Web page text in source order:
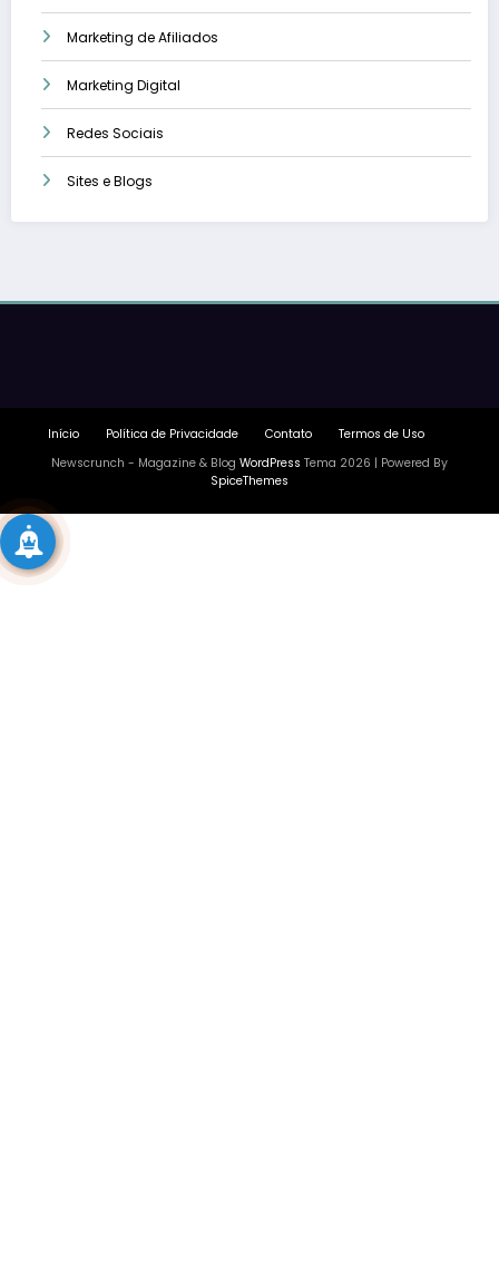
Marketing de Afiliados
Marketing Digital
Redes Sociais
Sites e Blogs
Início Política de Privacidade Contato
Termos de Uso
Newscrunch - Magazine & Blog WordPress Tema 2026 | Powered By
SpiceThemes